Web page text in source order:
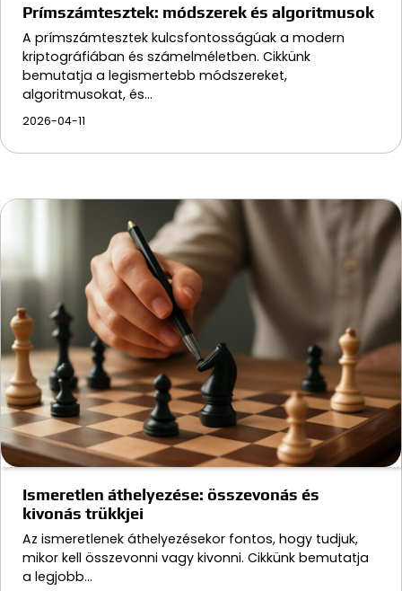
Prímszámtesztek: módszerek és algoritmusok
A prímszámtesztek kulcsfontosságúak a modern
kriptográfiában és számelméletben. Cikkünk
bemutatja a legismertebb módszereket,
algoritmusokat, és…
2026-04-11
Ismeretlen áthelyezése: összevonás és
kivonás trükkjei
Az ismeretlenek áthelyezésekor fontos, hogy tudjuk,
mikor kell összevonni vagy kivonni. Cikkünk bemutatja
a legjobb…